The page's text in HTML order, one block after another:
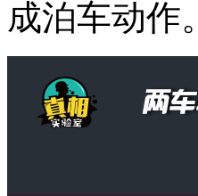
成泊车动作。